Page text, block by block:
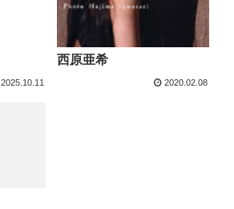
2025.10.11
西原亜希
2020.02.08